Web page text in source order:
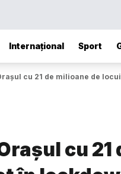
Internațional Sport
cu 21 de milioane de
cu